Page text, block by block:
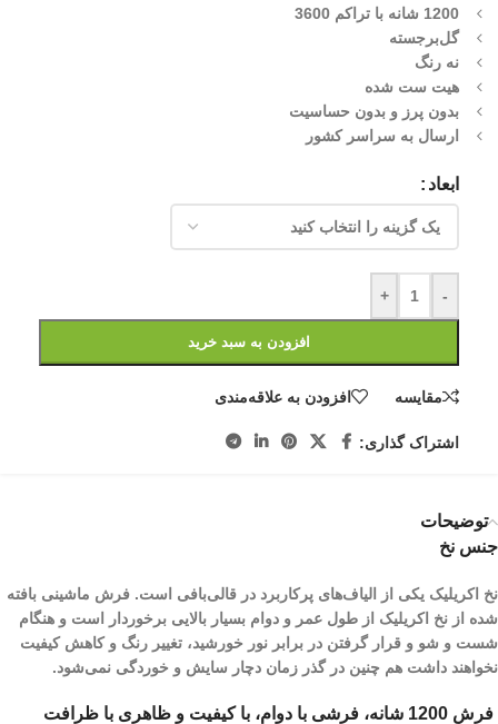
1200 شانه با تراکم 3600
گل‌برجسته
نه رنگ
هیت ست شده
بدون پرز و بدون حساسیت
ارسال به سراسر کشور
ابعاد
-
+
افزودن به سبد خرید
مقایسه افزودن به علاقه‌مندی
اشتراک گذاری:
توضیحات
جنس نخ
نخ اکریلیک یکی از الیاف­‌های پرکاربرد در قالی‌بافی است. فرش ماشینی بافته
شده از نخ اکریلیک از طول عمر و دوام بسیار بالایی برخوردار است و هنگام
شست و شو و قرار گرفتن در برابر نور خورشید، تغییر رنگ و کاهش کیفیت
نخواهند داشت هم چنین در گذر زمان دچار سایش و خوردگی نمی‌شود.
فرش 1200 شانه، فرشی با دوام، با کیفیت و ظاهری با ظرافت